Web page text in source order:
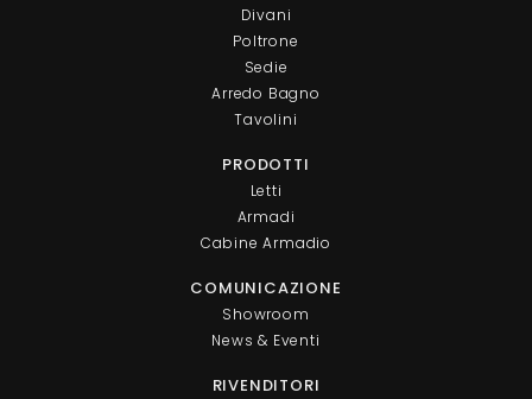
Divani
Poltrone
Sedie
Arredo Bagno
Tavolini
PRODOTTI
Letti
Armadi
Cabine Armadio
COMUNICAZIONE
Showroom
News & Eventi
RIVENDITORI